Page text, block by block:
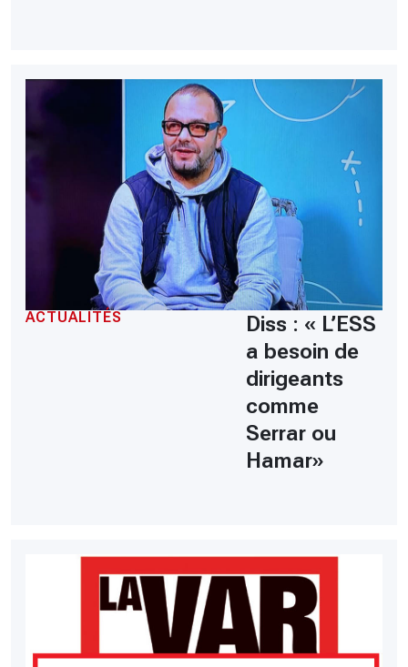
ACTUALITÉS
Diss : « L’ESS
a besoin de
dirigeants
comme
Serrar ou
Hamar»